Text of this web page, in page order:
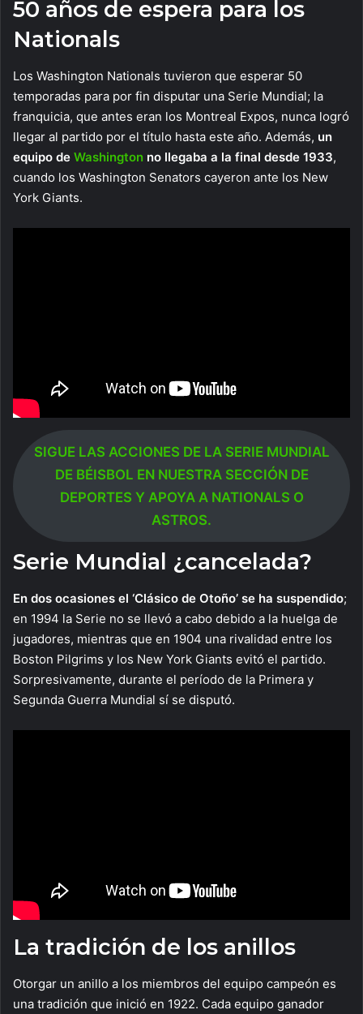
50 años de espera para los
Nationals
Los Washington Nationals tuvieron que esperar 50
temporadas para por fin disputar una Serie Mundial; la
franquicia, que antes eran los Montreal Expos, nunca logró
llegar al partido por el título hasta este año. Además, un
equipo de Washington no llegaba a la final desde 1933,
cuando los Washington Senators cayeron ante los New
York Giants.
SIGUE LAS ACCIONES DE LA SERIE MUNDIAL
DE BÉISBOL EN NUESTRA SECCIÓN DE
DEPORTES Y APOYA A NATIONALS O
ASTROS.
Serie Mundial ¿cancelada?
En dos ocasiones el ‘Clásico de Otoño’ se ha suspendido;
en 1994 la Serie no se llevó a cabo debido a la huelga de
jugadores, mientras que en 1904 una rivalidad entre los
Boston Pilgrims y los New York Giants evitó el partido.
Sorpresivamente, durante el período de la Primera y
Segunda Guerra Mundial sí se disputó.
La tradición de los anillos
Otorgar un anillo a los miembros del equipo campeón es
una tradición que inició en 1922. Cada equipo ganador